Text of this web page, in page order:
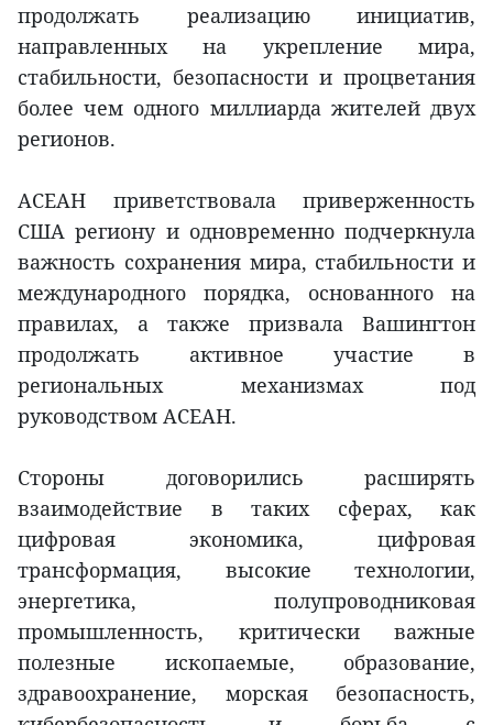
продолжать реализацию инициатив,
направленных на укрепление мира,
стабильности, безопасности и процветания
более чем одного миллиарда жителей двух
регионов.
АСЕАН приветствовала приверженность
США региону и одновременно подчеркнула
важность сохранения мира, стабильности и
международного порядка, основанного на
правилах, а также призвала Вашингтон
продолжать активное участие в
региональных механизмах под
руководством АСЕАН.
Стороны договорились расширять
взаимодействие в таких сферах, как
цифровая экономика, цифровая
трансформация, высокие технологии,
энергетика, полупроводниковая
промышленность, критически важные
полезные ископаемые, образование,
здравоохранение, морская безопасность,